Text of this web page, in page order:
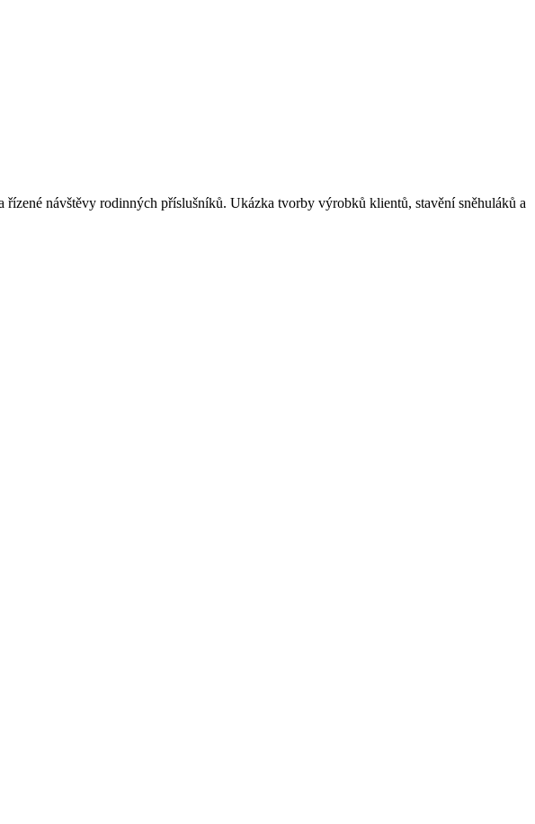
návštěvy rodinných příslušníků. Ukázka tvorby výrobků klientů, stavění sněhuláků a